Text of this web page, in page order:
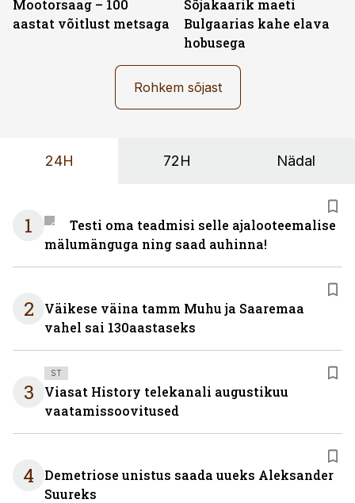
Mootorsaag – 100
aastat võitlust metsaga
Sõjakaarik maeti
Bulgaarias kahe elava
hobusega
Rohkem sõjast
24H 72H Nädal
1
Testi oma teadmisi selle ajalooteemalise
mälumänguga ning saad auhinna!
2
Väikese väina tamm Muhu ja Saaremaa
vahel sai 130aastaseks
3
ST
Viasat History telekanali augustikuu
vaatamissoovitused
4
Demetriose unistus saada uueks Aleksander
Suureks